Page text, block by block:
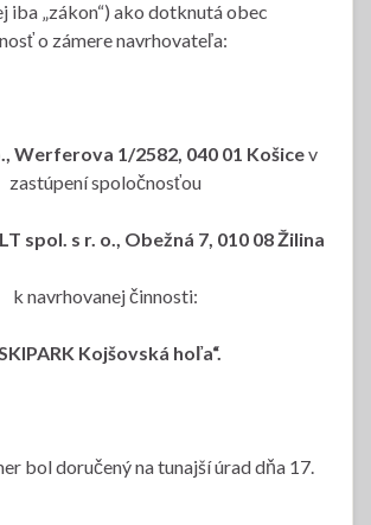
iba „zákon“) ako dotknutá obec
o zámere navrhovateľa:
Werferova 1/2582, 040 01 Košicev
zastúpení spoločnosťou
spol. s r. o., Obežná 7, 010 08 Žilina
k navrhovanej činnosti:
Kojšovská hoľa“.
bol doručený na tunajší úrad dňa 17.